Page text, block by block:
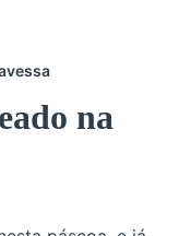
na